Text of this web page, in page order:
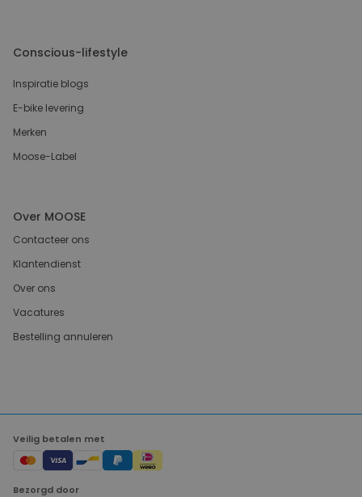
Conscious-lifestyle
Inspiratie blogs
E-bike levering
Merken
Moose-Label
Over MOOSE
Contacteer ons
Klantendienst
Over ons
Vacatures
Bestelling annuleren
Veilig betalen met
Bezorgd door